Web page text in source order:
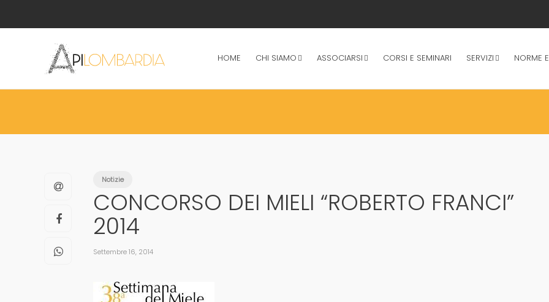
HOME CHI SIAMO ASSOCIARSI CORSI E SEMINARI SERVIZI NORME
Notizie
CONCORSO DEI MIELI “ROBERTO FRANCI”
2014
Settembre 16, 2014